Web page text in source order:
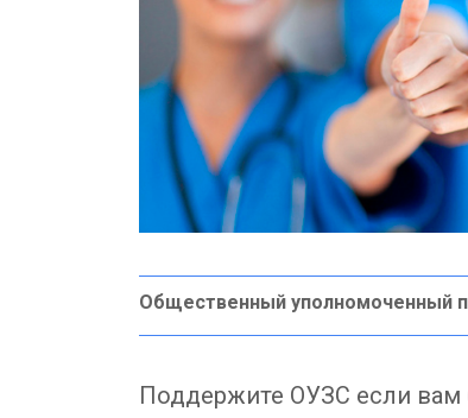
Общественный уполномоченный
Поддержите ОУЗС если вам